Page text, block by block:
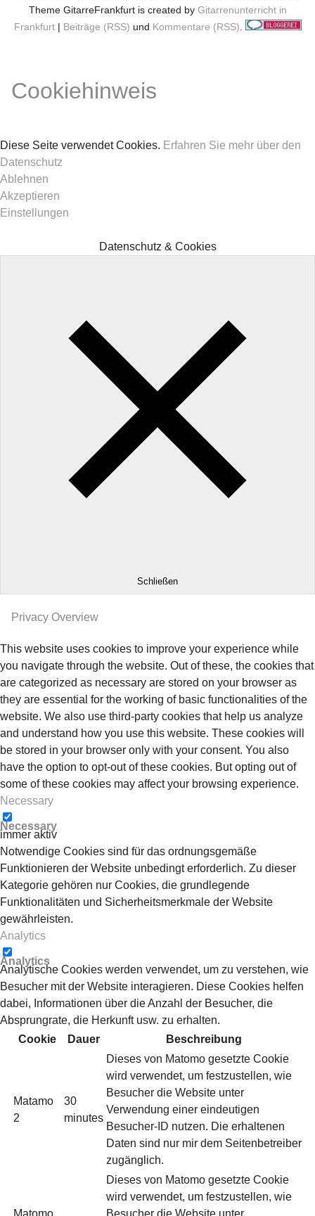
Theme GitarreFrankfurt is created by Gitarrenunterricht in
Frankfurt| Beiträge (RSS) und Kommentare (RSS)
Cookiehinweis
Diese Seite verwendet Cookies. Erfahren Sie mehr über den
Datenschutz
Ablehnen
Akzeptieren
Einstellungen
Datenschutz & Cookies
Schließen
Privacy Overview
This website uses cookies to improve your experience while
you navigate through the website. Out of these, the cookies that
are categorized as necessary are stored on your browser as
they are essential for the working of basic functionalities of the
website. We also use third-party cookies that help us analyze
and understand how you use this website. These cookies will
be stored in your browser only with your consent. You also
have the option to opt-out of these cookies. But opting out of
some of these cookies may affect your browsing experience.
Necessary
Necessary
immer aktiv
Notwendige Cookies sind für das ordnungsgemäße
Funktionieren der Website unbedingt erforderlich. Zu dieser
Kategorie gehören nur Cookies, die grundlegende
Funktionalitäten und Sicherheitsmerkmale der Website
gewährleisten.
Analytics
Analytics
Analytische Cookies werden verwendet, um zu verstehen, wie
Besucher mit der Website interagieren. Diese Cookies helfen
dabei, Informationen über die Anzahl der Besucher, die
Absprungrate, die Herkunft usw. zu erhalten.
Cookie
Dauer Beschreibung
Matamo
2
30
minutes
Dieses von Matomo gesetzte Cookie
wird verwendet, um festzustellen, wie
Besucher die Website unter
Verwendung einer eindeutigen
Besucher-ID nutzen. Die erhaltenen
Daten sind nur mir dem Seitenbetreiber
zugänglich.
Dieses von Matomo gesetzte Cookie
wird verwendet, um festzustellen, wie